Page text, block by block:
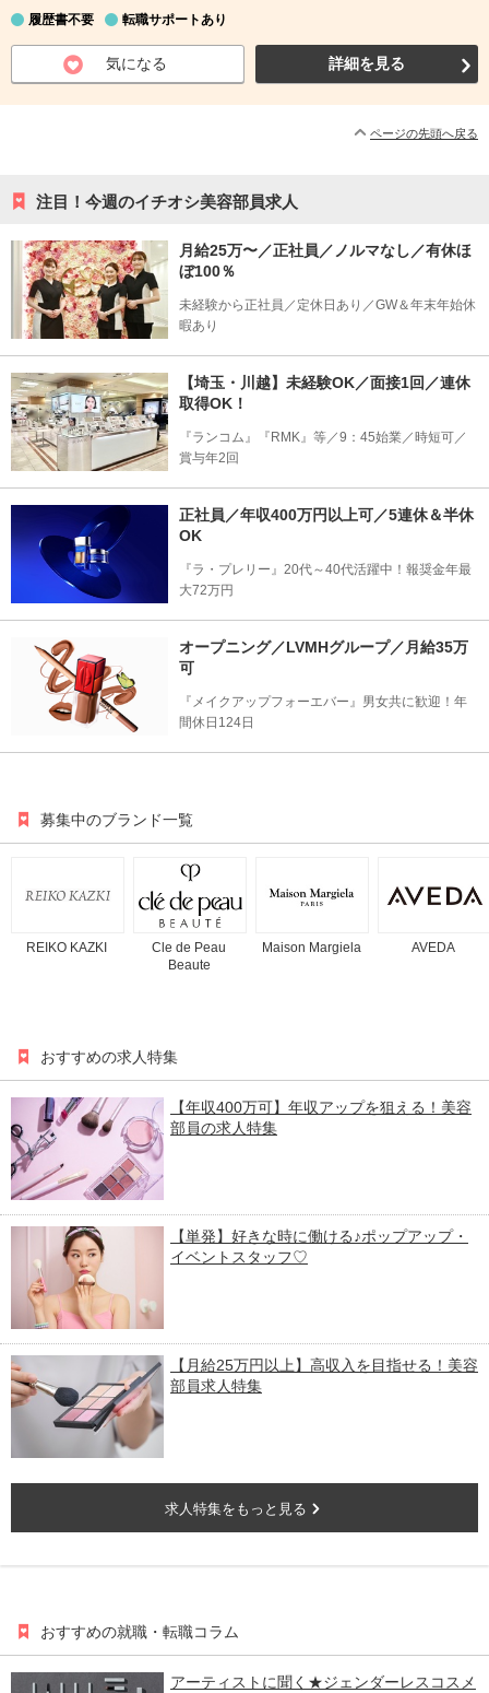
履歴書不要 転職サポートあり
気になる 詳細を見る
ページの先頭へ戻る
注目！今週のイチオシ美容部員求人
月給25万〜／正社員／ノルマなし／有休ほ
ぼ100％
未経験から正社員／定休日あり／GW＆年末年始休
暇あり
【埼玉・川越】未経験OK／面接1回／連休
取得OK！
『ランコム』『RMK』等／9：45始業／時短可／
賞与年2回
正社員／年収400万円以上可／5連休＆半休
OK
『ラ・プレリー』20代～40代活躍中！報奨金年最
大72万円
オープニング／LVMHグループ／月給35万
可
『メイクアップフォーエバー』男女共に歓迎！年
間休日124日
募集中のブランド一覧
REIKO KAZKI
Cle de Peau
Beaute
Maison Margiela AVEDA
おすすめの求人特集
【年収400万可】年収アップを狙える！美容
部員の求人特集
【単発】好きな時に働ける♪ポップアップ・
イベントスタッフ♡
【月給25万円以上】高収入を目指せる！美容
部員求人特集
求人特集をもっと見る
おすすめの就職・転職コラム
アーティストに聞く★ジェンダーレスコスメ